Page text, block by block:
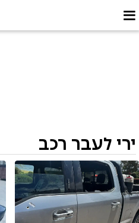
ירי לעבר רכב